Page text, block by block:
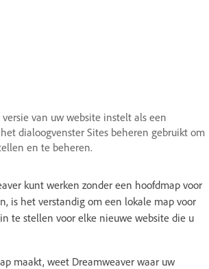
van uw website instelt als een
dialoogvenster Sites beheren gebruikt om
en te beheren.
kunt werken zonder een hoofdmap voor
is het verstandig om een lokale map voor
te stellen voor elke nieuwe website die u
maakt, weet Dreamweaver waar uw